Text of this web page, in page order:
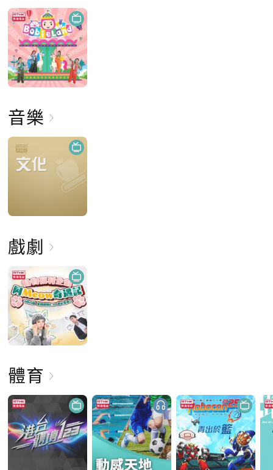
音樂
戲劇
體育